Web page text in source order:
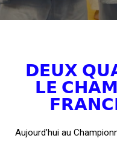
𝗗𝗘𝗨𝗫
𝗟𝗘
Aujourd’hui au